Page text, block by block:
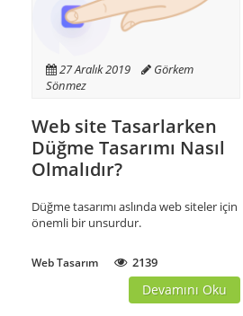
27 Aralık 2019
Görkem
Sönmez
Web site Tasarlarken
Düğme Tasarımı Nasıl
Olmalıdır?
Düğme tasarımı aslında web siteler için
önemli bir unsurdur.
Web Tasarım 2139
Devamını Oku